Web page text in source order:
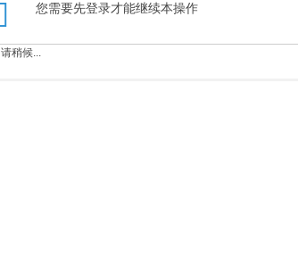
您需要先登录才能继续本操作
请稍候...